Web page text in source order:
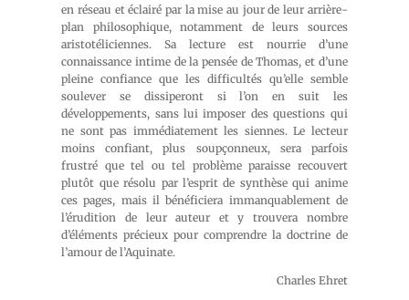
en réseau et éclairé par la mise au jour de leur arrière-
plan philosophique, notamment de leurs sources
aristotéliciennes. Sa lecture est nourrie d’une
connaissance intime de la pensée de Thomas, et d’une
pleine confiance que les difficultés qu’elle semble
soulever se dissiperont si l’on en suit les
développements, sans lui imposer des questions qui
ne sont pas immédiatement les siennes. Le lecteur
moins confiant, plus soupçonneux, sera parfois
frustré que tel ou tel problème paraisse recouvert
plutôt que résolu par l’esprit de synthèse qui anime
ces pages, mais il bénéficiera immanquablement de
l’érudition de leur auteur et y trouvera nombre
d’éléments précieux pour comprendre la doctrine de
l’amour de l’Aquinate.
Charles Ehret